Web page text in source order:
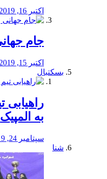
اکتبر 16, 2019
جام
اکتبر 15, 2019
بسکتبال
راهیابی
به المپیک
سپتامبر 24, 2019
شنا